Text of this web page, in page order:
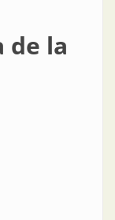
de la